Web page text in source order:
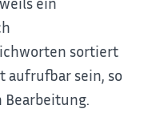
sortiert
aufrufbar sein, so
Bearbeitung.